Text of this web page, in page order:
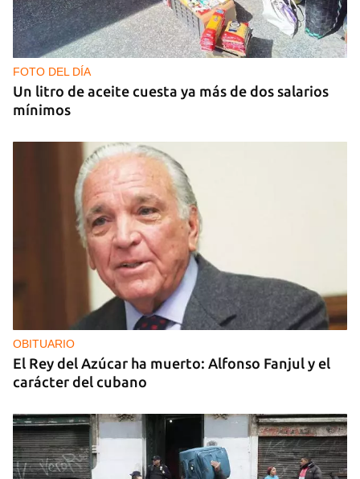
GUERRA
Al menos 17 muertos y 44 heridos en ataques
nocturnos de Rusia sobre la región de Kiev
FOTO DEL DÍA
Un litro de aceite cuesta ya más de dos salarios
mínimos
OBITUARIO
El Rey del Azúcar ha muerto: Alfonso Fanjul y el
carácter del cubano